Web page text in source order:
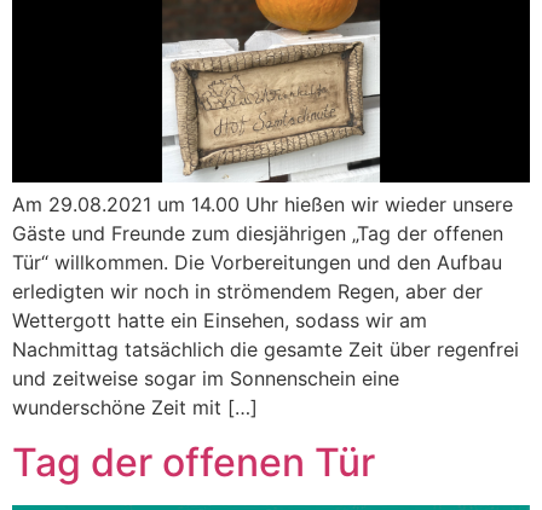
Am 29.08.2021 um 14.00 Uhr hießen wir wieder unsere
Gäste und Freunde zum diesjährigen „Tag der offenen
Tür“ willkommen. Die Vorbereitungen und den Aufbau
erledigten wir noch in strömendem Regen, aber der
Wettergott hatte ein Einsehen, sodass wir am
Nachmittag tatsächlich die gesamte Zeit über regenfrei
und zeitweise sogar im Sonnenschein eine
wunderschöne Zeit mit […]
Tag der offenen Tür